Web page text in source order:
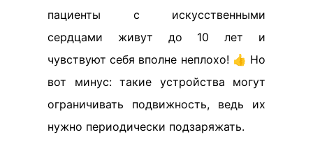
пациенты с искусственными
сердцами живут до 10 лет и
чувствуют себя вполне неплохо! 👍 Но
вот минус: такие устройства могут
ограничивать подвижность, ведь их
нужно периодически подзаряжать.